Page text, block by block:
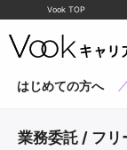
Vook TOP
はじめての方へ
業務委託 / フリ